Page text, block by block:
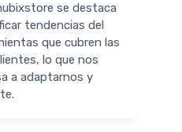
se destaca
tendencias del
que cubren las
lo que nos
a adaptarnos y